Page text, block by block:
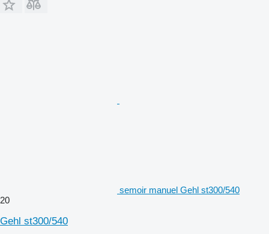
semoir manuel Gehl st300/540
20
Gehl st300/540